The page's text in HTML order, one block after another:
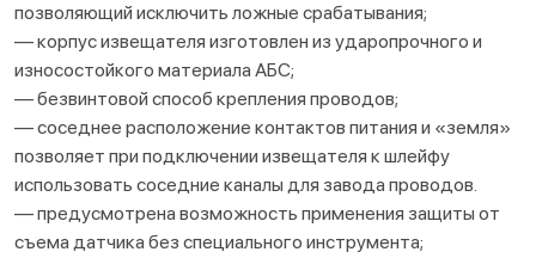
позволяющий исключить ложные срабатывания;
— корпус извещателя изготовлен из ударопрочного и
износостойкого материала АБС;
— безвинтовой способ крепления проводов;
— соседнее расположение контактов питания и «земля»
позволяет при подключении извещателя к шлейфу
использовать соседние каналы для завода проводов.
— предусмотрена возможность применения защиты от
съема датчика без специального инструмента;